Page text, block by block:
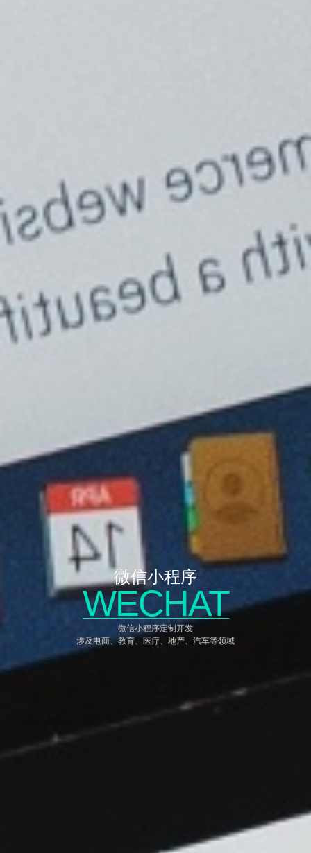
微信小程序
WECHAT
微信小程序定制开发
涉及电商、教育、医疗、地产、汽车等领域